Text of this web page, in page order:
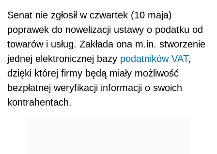
Senat nie zgłosił w czwartek (10 maja)
poprawek do nowelizacji ustawy o podatku od
towarów i usług. Zakłada ona m.in. stworzenie
jednej elektronicznej bazy podatników VAT,
dzięki której firmy będą miały możliwość
bezpłatnej weryfikacji informacji o swoich
kontrahentach.